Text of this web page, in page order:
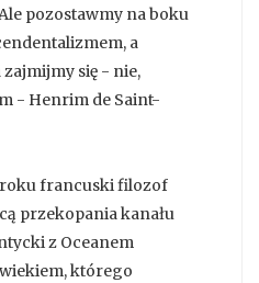
pozostawmy na boku
a
się - nie,
- Henrim de Saint-
roku francuski filozof
przekopania kanału
z Oceanem
którego